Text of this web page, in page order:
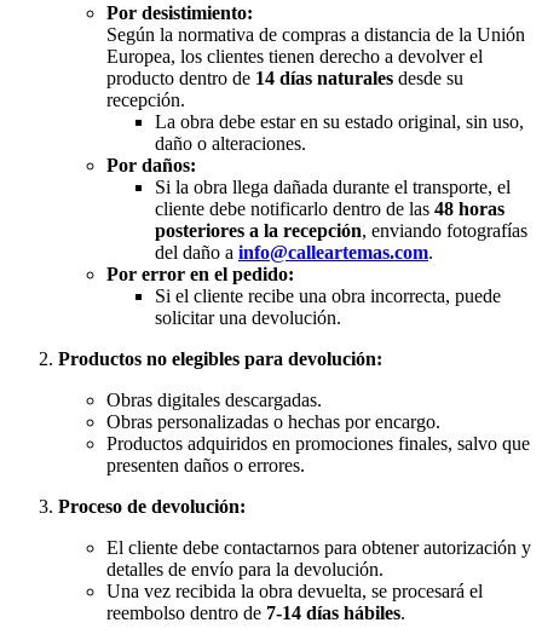
Por desistimiento:
Según la normativa de compras a distancia de la Unión
Europea, los clientes tienen derecho a devolver el
producto dentro de 14 días naturales desde su
recepción.
La obra debe estar en su estado original, sin uso,
daño o alteraciones.
Por daños:
Si la obra llega dañada durante el transporte, el
cliente debe notificarlo dentro de las 48 horas
posteriores a la recepción, enviando fotografías
del daño a info@calleartemas.com.
Por error en el pedido:
Si el cliente recibe una obra incorrecta, puede
solicitar una devolución.
Productos no elegibles para devolución:
Obras digitales descargadas.
Obras personalizadas o hechas por encargo.
Productos adquiridos en promociones finales, salvo que
presenten daños o errores.
Proceso de devolución:
El cliente debe contactarnos para obtener autorización y
detalles de envío para la devolución.
Una vez recibida la obra devuelta, se procesará el
reembolso dentro de 7-14 días hábiles.